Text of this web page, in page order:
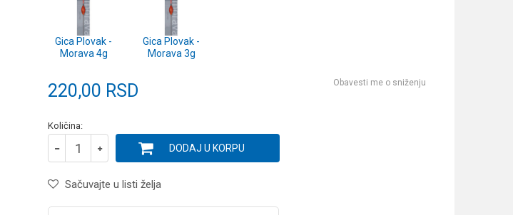
Gica Plovak -
Morava 4g
Gica Plovak -
Morava 3g
220,00 RSD Obavesti me o sniženju
Količina:
DODAJ U KORPU
Sačuvajte u listi želja